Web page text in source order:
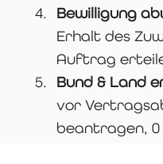
Bewilligung
Erhalt des
Auftrag
Bund & Land
vor
beantragen,